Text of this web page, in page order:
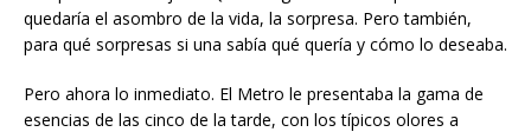
quedaría el asombro de la vida, la sorpresa. Pero también,
para qué sorpresas si una sabía qué quería y cómo lo deseaba.
Pero ahora lo inmediato. El Metro le presentaba la gama de
esencias de las cinco de la tarde, con los típicos olores a